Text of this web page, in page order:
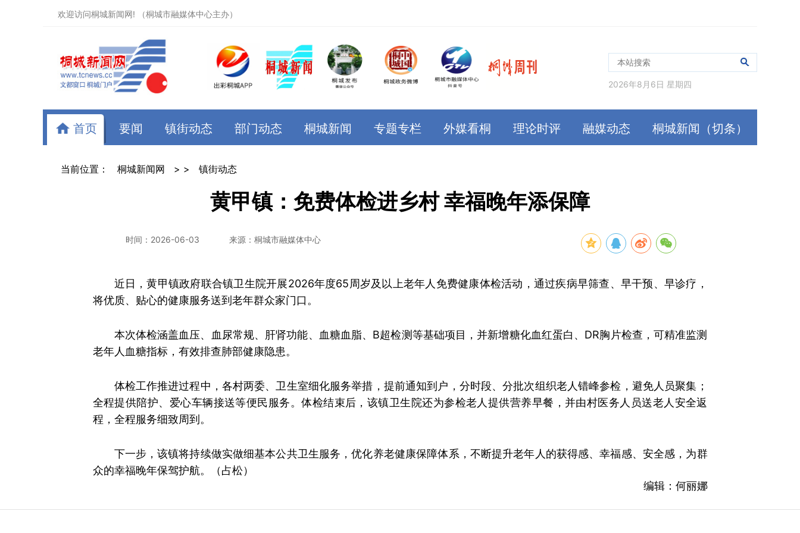
欢迎访问桐城新闻网! （桐城市融媒体中心主办）
2026年8月6日 星期四
首页 要闻 镇街动态 部门动态 桐城新闻 专题专栏 外媒看桐 理论时评 融媒动态 桐城新闻（切条）
当前位置： 桐城新闻网 > > 镇街动态
黄甲镇：免费体检进乡村 幸福晚年添保障
时间：2026-06-03 来源：桐城市融媒体中心
近日，黄甲镇政府联合镇卫生院开展2026年度65周岁及以上老年人免费健康体检活动，通过疾病早筛查、早干预、早诊疗，
将优质、贴心的健康服务送到老年群众家门口。
本次体检涵盖血压、血尿常规、肝肾功能、血糖血脂、B超检测等基础项目，并新增糖化血红蛋白、DR胸片检查，可精准监测
老年人血糖指标，有效排查肺部健康隐患。
体检工作推进过程中，各村两委、 卫生室细化服务举措，提前通知到户，分时段、分批次组织老人错峰参检，避免人员聚集；
全程提供陪护、爱心车辆接送等便民服务。体检结束后，该镇卫生院还为参检老人提供营养早餐，并由村医务人员送老人安全返
程，全程服务细致周到。
下一步，该镇将持续做实做细基本公共卫生服务，优化养老健康保障体系，不断提升老年人的获得感、幸福感、安全感，为群
众的幸福晚年保驾护航。（占松）
编辑：何丽娜